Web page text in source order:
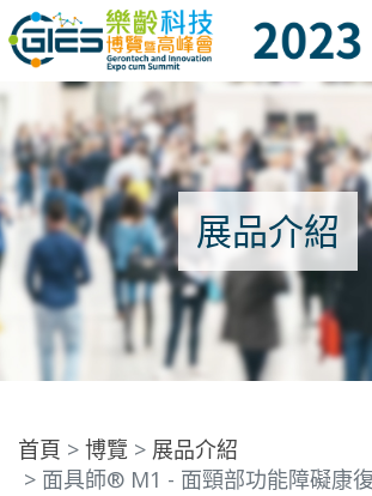
Date: Expo: 23-26 Nov 2023, Venue: Hall 1A-C,
展品介紹
首頁 博覽
展品介紹
面具師® M1 - 面頸部功能障礙康